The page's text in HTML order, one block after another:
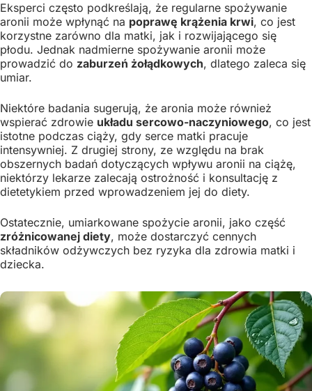
Eksperci często podkreślają, że regularne spożywanie
aronii może wpłynąć na poprawę krążenia krwi, co jest
korzystne zarówno dla matki, jak i rozwijającego się
płodu. Jednak nadmierne spożywanie aronii może
prowadzić do zaburzeń żołądkowych, dlatego zaleca się
umiar.
Niektóre badania sugerują, że aronia może również
wspierać zdrowie układu sercowo-naczyniowego, co jest
istotne podczas ciąży, gdy serce matki pracuje
intensywniej. Z drugiej strony, ze względu na brak
obszernych badań dotyczących wpływu aronii na ciążę,
niektórzy lekarze zalecają ostrożność i konsultację z
dietetykiem przed wprowadzeniem jej do diety.
Ostatecznie, umiarkowane spożycie aronii, jako część
zróżnicowanej diety, może dostarczyć cennych
składników odżywczych bez ryzyka dla zdrowia matki i
dziecka.